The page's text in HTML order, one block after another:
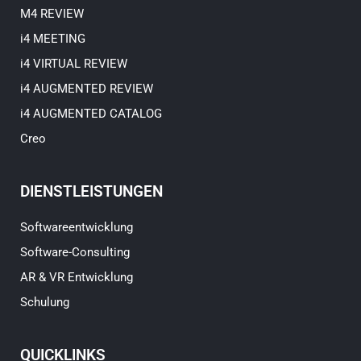
M4 REVIEW
i4 MEETING
i4 VIRTUAL REVIEW
i4 AUGMENTED REVIEW
i4 AUGMENTED CATALOG
Creo
DIENSTLEISTUNGEN
Softwareentwicklung
Software-Consulting
AR & VR Entwicklung
Schulung
QUICKLINKS